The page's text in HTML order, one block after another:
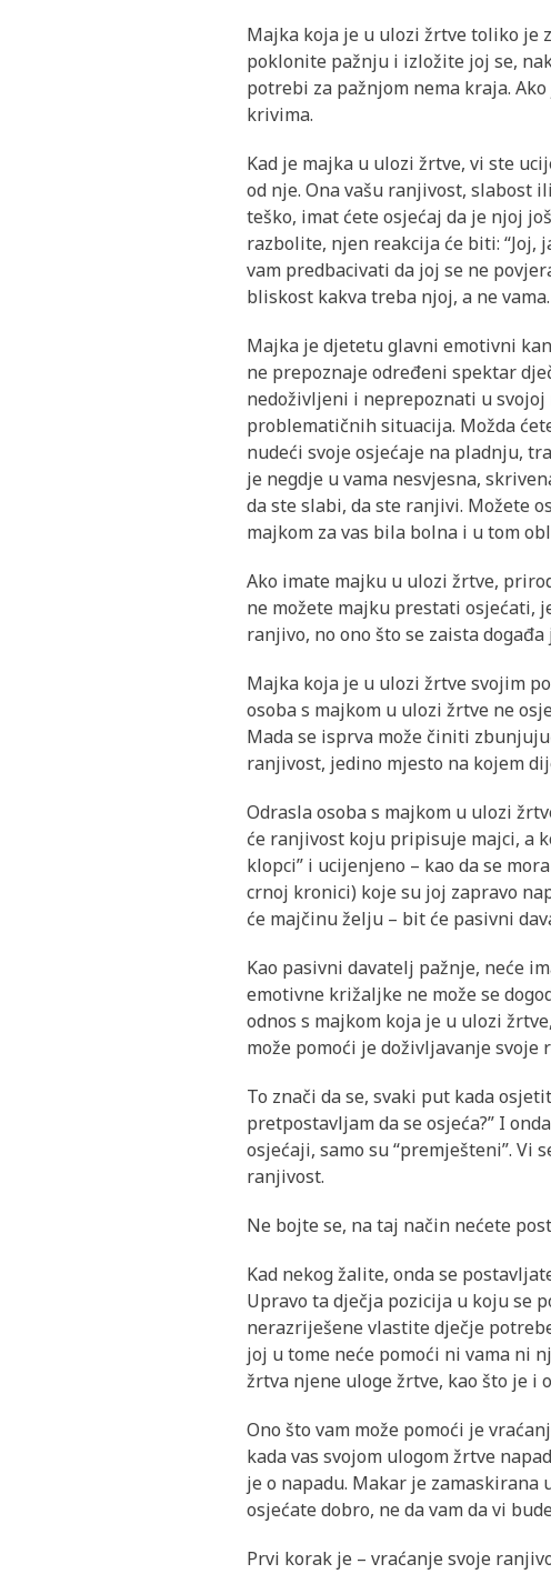
Majka koja je u ulozi žrtve toliko je
poklonite pažnju i izložite joj se,
potrebi za pažnjom nema kraja.
krivima.
Kad je majka u ulozi žrtve, vi ste
od nje. Ona vašu ranjivost, slabost
teško, imat ćete osjećaj da je njoj
razbolite, njen reakcija će biti: “Joj,
vam predbacivati da joj se ne
bliskost kakva treba njoj, a ne vama.
Majka je djetetu glavni emotivni
ne prepoznaje određeni spektar
nedoživljeni i neprepoznati u
problematičnih situacija. Možda
nudeći svoje osjećaje na pladnju,
je negdje u vama nesvjesna,
da ste slabi, da ste ranjivi. Možete
majkom za vas bila bolna i u tom
Ako imate majku u ulozi žrtve,
ne možete majku prestati osjećati,
ranjivo, no ono što se zaista
Majka koja je u ulozi žrtve svojim
osoba s majkom u ulozi žrtve ne
Mada se isprva može činiti
ranjivost, jedino mjesto na kojem
Odrasla osoba s majkom u ulozi
će ranjivost koju pripisuje majci, a
klopci” i ucijenjeno – kao da se
crnoj kronici) koje su joj zapravo
će majčinu želju – bit će pasivni
Kao pasivni davatelj pažnje, neće
emotivne križaljke ne može se
odnos s majkom koja je u ulozi
može pomoći je doživljavanje
To znači da se, svaki put kada
pretpostavljam da se osjeća?” I
osjećaji, samo su “premješteni”. Vi
ranjivost.
Ne bojte se, na taj način nećete
Kad nekog žalite, onda se
Upravo ta dječja pozicija u koju se
nerazriješene vlastite dječje
joj u tome neće pomoći ni vama ni
žrtva njene uloge žrtve, kao što je i
Ono što vam može pomoći je
kada vas svojom ulogom žrtve
je o napadu. Makar je zamaskirana
osjećate dobro, ne da vam da vi
Prvi korak je – vraćanje svoje